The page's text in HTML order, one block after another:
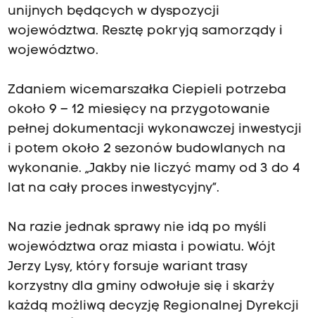
unijnych będących w dyspozycji
województwa. Resztę pokryją samorządy i
województwo.
Zdaniem wicemarszałka Ciepieli potrzeba
około 9 – 12 miesięcy na przygotowanie
pełnej dokumentacji wykonawczej inwestycji
i potem około 2 sezonów budowlanych na
wykonanie. „Jakby nie liczyć mamy od 3 do 4
lat na cały proces inwestycyjny”.
Na razie jednak sprawy nie idą po myśli
województwa oraz miasta i powiatu. Wójt
Jerzy Lysy, który forsuje wariant trasy
korzystny dla gminy odwołuje się i skarży
każdą możliwą decyzję Regionalnej Dyrekcji